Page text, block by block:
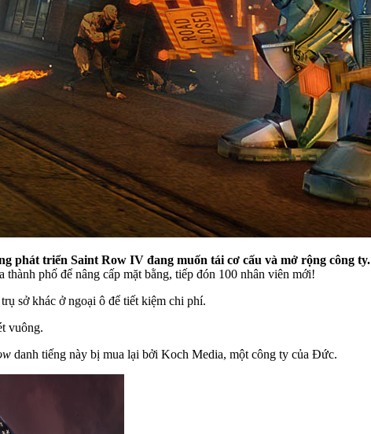
phát triển Saint Row IV đang muốn tái cơ cấu và mở rộng công ty.
phố để nâng cấp mặt bằng, tiếp đón 100 nhân viên mới!
sở khác ở ngoại ô để tiết kiệm chi phí.
vuông.
danh tiếng này bị mua lại bởi Koch Media, một công ty của Đức.